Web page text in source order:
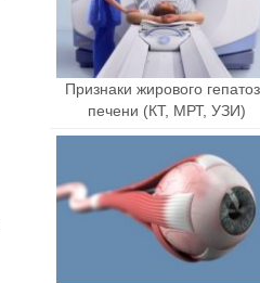
Признаки жирового
печени (КТ, МРТ, УЗИ)